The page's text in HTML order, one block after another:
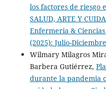
los factores de riesgo
SALUD, ARTE Y
Enfermeria &
(2025): Julio-Diciembre
Wilmary Milagros
Barbera Gutiérrez,
durante la pandemia